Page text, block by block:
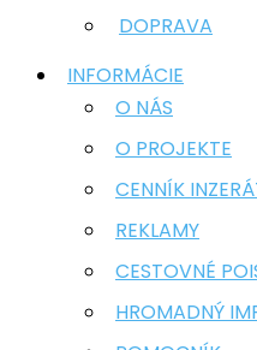
DOPRAVA
INFORMÁCIE
O NÁS
O PROJEKTE
CENNÍK
REKLAMY
CESTOVNÉ
HROMADNÝ